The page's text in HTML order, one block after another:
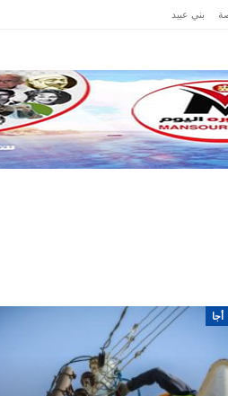
بني عبيد
أجا